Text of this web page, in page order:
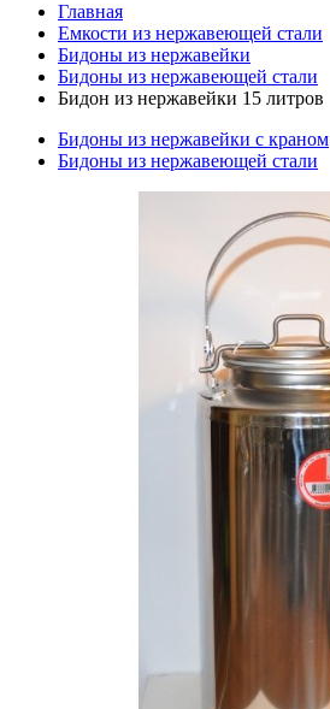
Главная
Емкости из нержавеющей стали
Бидоны из нержавейки
Бидоны из нержавеющей стали
Бидон из нержавейки 15 литров
Бидоны из нержавейки с краном
Бидоны из нержавеющей стали